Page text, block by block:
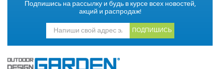
Подпишись на рассылку и будь в курсе всех новостей,
акций и распродаж!
ПОДПИШИСЬ